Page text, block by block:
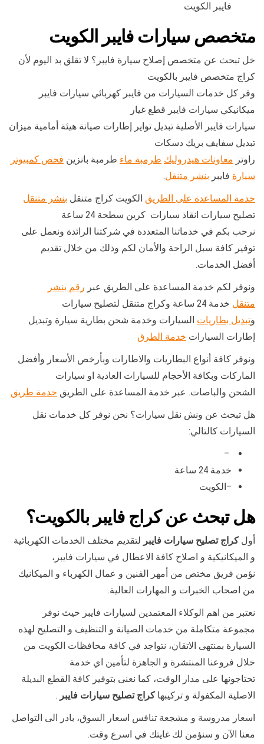
فايبر الكويت
متخصص سيارات فايبر الكويت
خل تبحث عن متخصص إصلاح سيارة فايبر؟ لا تقلق بد اليوم لأن
كراج متخصص فايبر بالكويت
وفر كل خدمات السيارات من فايبر كهربائي سيارات فايبر
ميكانيكي سيارات فايبر قطع غيار
سيارات فايبر الأصلية تبديل تواير إطارات صيانة هيئة أمامية ميزان
تبديل سفايف بريك دسكات
راوتر معاونات هيدروليك طرمبة ماء طرمبة بانزين فحص كمبيوتر
سيارة فايبر بنشر متنقل.
خدمة المساعدة على الطريق الكويت كراج متنقل بنشر متنقل
تصليح سيارات انقاذ سيارات كرين سطحة 24 ساعة
نرحب بكم في خدماتنا المتعددة في شركتنا الرائدة ونعمل على
توفير كافة سبل الراحة والأمان لكم وذلك من خلال تقديم
أفضل الخدمات.
ونوفر لكم خدمة المساعدة على الطريق عبر رقم بنشر
متنقل خدمة 24 ساعة وكراج متنقل لتصليح سيارات
وتبديل بطاريات السيارات وخدمة شحن بطارية سيارة وتبديل
إطارات السيارات خدمة الطرق
ونوفر كافة أنواع البطاريات والاطارات وبأرخص الأسعار وأفضل
الماركات وبكافة الأحجام للسيارات العادية او سيارات
الشحن والباصات. عبر خدمة المساعدة على الطريق خدمة طريق
هل تبحث عن ونش نقل سيارات؟ نحن نوفر كل خدمات نقل
السيارات كالتالي:
–
خدمة 24 ساعة
–الكويت
هل تبحث عن كراج فايبر بالكويت؟
أولكراج تصليح سيارات فايبر لتقديم مختلف الخدمات الكهربائية
و الميكانيكية و اصلاح كافة الاعطال في سيارات فايبر،
نؤمن فريق مختص من أمهر الفنين و عمال الكهرباء و الميكانيك
من اصحاب الخبرات و المهارات العالية.
نعتبر من اهم الوكلاء المعتمدين لسيارات فايبر حيث نوفر
مجموعة متكاملة من خدمات الصيانة و التنظيف و التصليح لهذه
السيارة بمنتهى الاتقان، نتواجد في كافة محافظات الكويت من
خلال فروعنا المنتشرة و الجاهزة لتأمين اي خدمة
تحتاجونها على مدار الوقت، كما نعنى بتوفير كافة القطع البديلة
الاصلية المكفولة و تركيبهاكراج تصليح سيارات فايبر .
اسعار مدروسة و مشجعة تنافس اسعار السوق، بادر الى التواصل
معنا الآن و سنؤمن لك غايتك في اسرع وقت.